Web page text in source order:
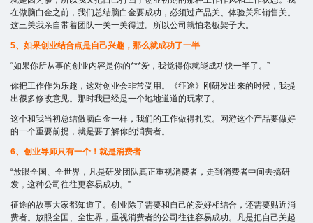
在做脑白金之前，我们总结脑白金要成功，必须过产品关、体验关和销售关。
这三关我亲自带着团队一关一关得过。所以公司就怕老板架子大。
5、如果创业结合点是自己兴趣，那么就成功了一半
“如果你所从事的创业内容是你的***爱，我觉得你就能成功快一半了。”
你把工作作为乐趣，这对创业会非常受用。《征途》刚研发出来的时候，我提
出很多修改意见。那时我已经是一个地地道道的玩家了。
这个和我当初总结做脑白金一样，我们的工作做得扎实。网游这个产品要做好
的一个重要前提，就是要了解你的消费者。
6、创业导师只有一个！就是消费者
“放眼全国、全世界，凡是研发团队真正重视消费者，走到消费者中间去搞研
发，这种公司往往更容易成功。”
征途的故事大家都知道了。创业除了需要和自己的爱好相结合，还需要贴近消
费者。放眼全国、全世界，重视消费者的公司往往容易成功。凡是把自己关起